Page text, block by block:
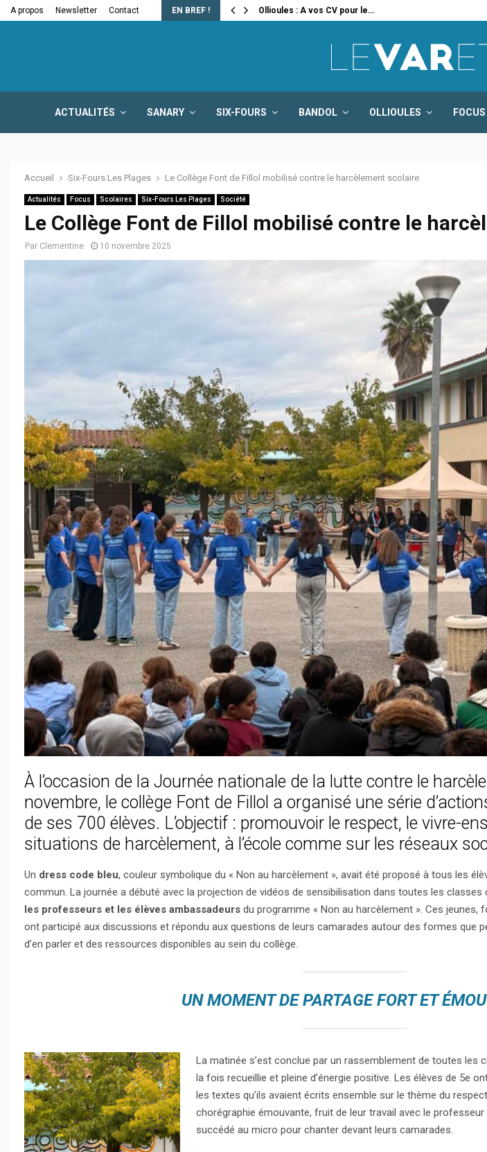
A propos Newsletter Contact EN BREF !
la fermeture… Ollioules : A vos CV pour le…
ACTUALITÉS SANARY SIX-FOURS BANDOL OLLIOULES FOCUS
Accueil Six-Fours Les Plages Le Collège Font de Fillol mobilisé contre le harcèlement scolaire
Actualités Focus Scolaires Six-Fours Les Plages Société
Le Collège Font de Fillol mobilisé contre le
Par Clementine 10 novembre 2025
À l’occasion de la Journée nationale de la lutte contre le
novembre, le collège Font de Fillol a organisé une série
de ses 700 élèves. L’objectif : promouvoir le respect, le vivre-
situations de harcèlement, à l’école comme sur les réseaux
Un dress code bleu, couleur symbolique du « Non au harcèlement », avait été proposé à tous les
commun. La journée a débuté avec la projection de vidéos de sensibilisation dans toutes les classes
les professeurs et les élèves ambassadeurs du programme « Non au harcèlement ». Ces
ont participé aux discussions et répondu aux questions de leurs camarades autour des formes que
d’en parler et des ressources disponibles au sein du collège.
UN MOMENT DE PARTAGE FORT ET
La matinée s’est conclue par un rassemblement de toutes les
la fois recueillie et pleine d’énergie positive. Les élèves de 5e
les textes qu’ils avaient écrits ensemble sur le thème du
chorégraphie émouvante, fruit de leur travail avec le professeur
succédé au micro pour chanter devant leurs camarades.